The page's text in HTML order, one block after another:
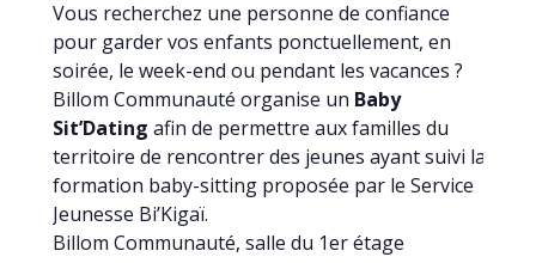
Vous recherchez une personne de confiance
pour garder vos enfants ponctuellement, en
soirée, le week-end ou pendant les vacances ?
Billom Communauté organise un Baby
Sit’Dating afin de permettre aux familles du
territoire de rencontrer des jeunes ayant suivi la
formation baby-sitting proposée par le Service
Jeunesse Bi’Kigaï.
Billom Communauté, salle du 1er étage